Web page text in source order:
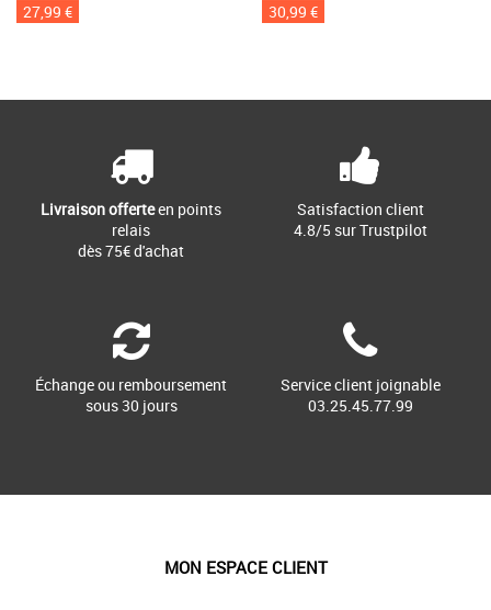
27,99 € 30,99 €
Livraison offerteen points
relais
dès 75€ d'achat
Satisfaction client
4.8/5 sur Trustpilot
Échange ou remboursement
sous 30 jours
Service client joignable
03.25.45.77.99
MON ESPACE CLIENT